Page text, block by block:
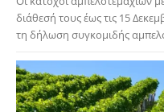
διάθεσή τους έως τις 15
τη δήλωση συγκομιδής